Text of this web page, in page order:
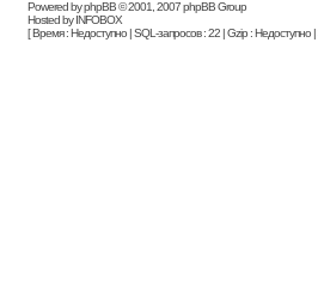
Powered by phpBB © 2001, 2007 phpBB Group
Hosted by INFOBOX
[ Время : Недоступно | SQL-запросов : 22 | Gzip : Недоступно